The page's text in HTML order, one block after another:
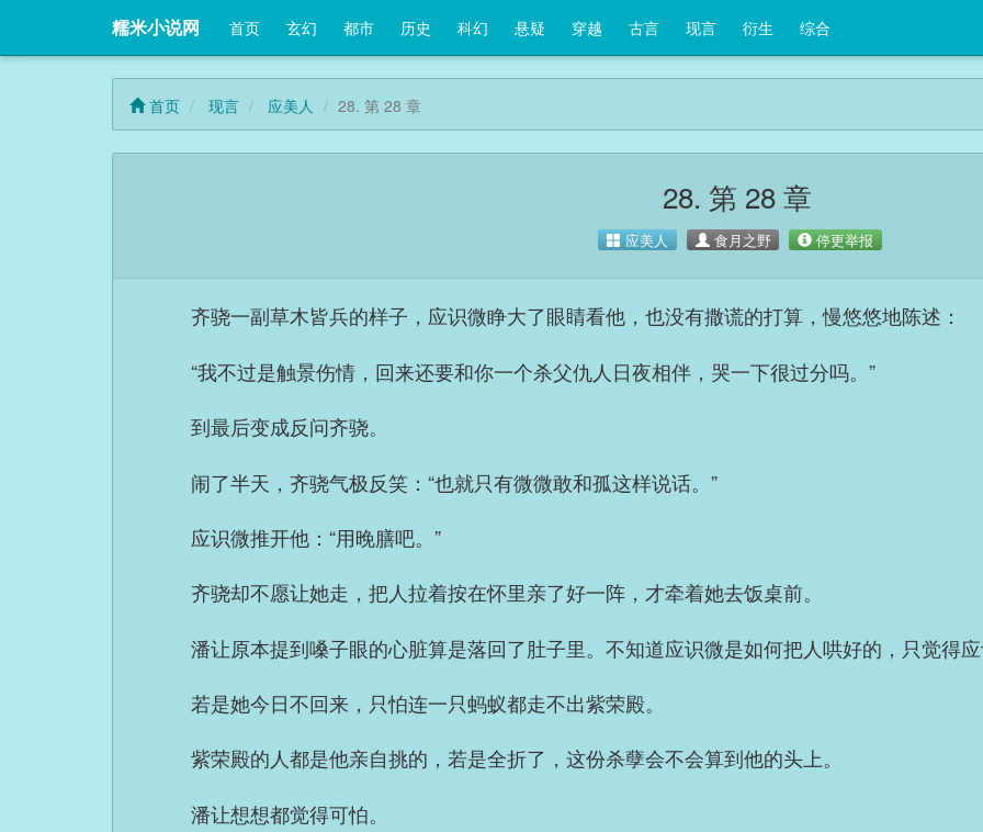
糯米小说网 首页 玄幻 都市 历史 科幻 悬疑 穿越 古言 现言 衍生 综合
首页 现言 应美人 28. 第 28 章
28. 第 28 章
应美人 食月之野 停更举报
齐骁一副草木皆兵的样子，应识微睁大了眼睛看他，也没有撒谎的打算，慢悠悠地陈述：
“我不过是触景伤情，回来还要和你一个杀父仇人日夜相伴，哭一下很过分吗。”
到最后变成反问齐骁。
闹了半天，齐骁气极反笑：“也就只有微微敢和孤这样说话。”
应识微推开他：“用晚膳吧。”
齐骁却不愿让她走，把人拉着按在怀里亲了好一阵，才牵着她去饭桌前。
潘让原本提到嗓子眼的心脏算是落回了肚子里。不知道应识微是如何把人哄好的，只觉得
若是她今日不回来，只怕连一只蚂蚁都走不出紫荣殿。
紫荣殿的人都是他亲自挑的，若是全折了，这份杀孽会不会算到他的头上。
潘让想想都觉得可怕。